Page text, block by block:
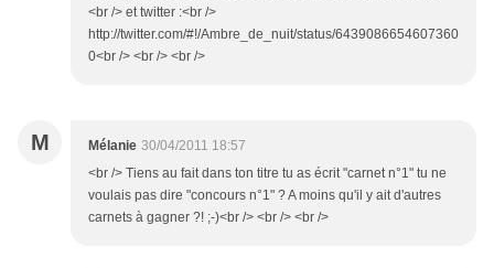
<br /> et twitter :<br />
http://twitter.com/#!/Ambre_de_nuit/status/6439086654607360
0<br /> <br /> <br />
M Mélanie 30/04/2011 18:57
<br /> Tiens au fait dans ton titre tu as écrit "carnet n°1" tu ne
voulais pas dire "concours n°1" ? A moins qu'il y ait d'autres
carnets à gagner ?! ;-)<br /> <br /> <br />